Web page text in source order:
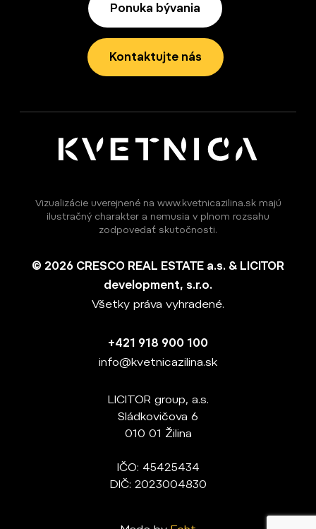
Ponuka bývania
Kontaktujte nás
Vizualizácie uverejnené na www.kvetnicazilina.sk majú
ilustračný charakter a nemusia v plnom rozsahu
zodpovedať skutočnosti.
© 2026 CRESCO REAL ESTATE a.s. & LICITOR
development, s.r.o.
Všetky práva vyhradené.
+421 918 900 100
info@kvetnicazilina.sk
LICITOR group, a.s.
Sládkovičova 6
010 01 Žilina
IČO: 45425434
DIČ: 2023004830